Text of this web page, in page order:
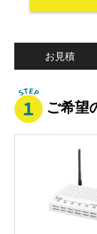
お見積
ご希望